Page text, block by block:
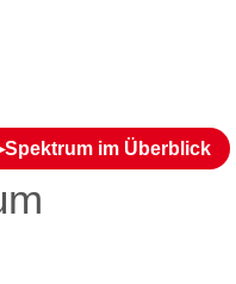
im Überblick